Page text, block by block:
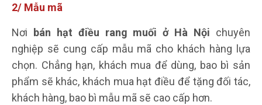
2/ Mẫu mã
Nơi bán hạt điều rang muối ở Hà Nội chuyên
nghiệp sẽ cung cấp mẫu mã cho khách hàng lựa
chọn. Chẳng hạn, khách mua để dùng, bao bì sản
phẩm sẽ khác, khách mua hạt điều để tặng đối tác,
khách hàng, bao bì mẫu mã sẽ cao cấp hơn.